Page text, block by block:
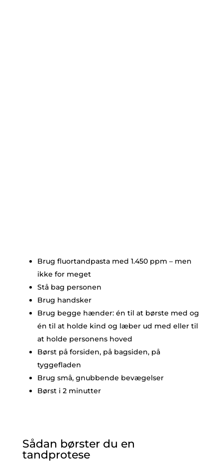
Brug fluortandpasta med 1.450 ppm – men
ikke for meget
Stå bag personen
Brug handsker
Brug begge hænder: én til at børste med og
én til at holde kind og læber ud med eller til
at holde personens hoved
Børst på forsiden, på bagsiden, på
tyggefladen
Brug små, gnubbende bevægelser
Børst i 2 minutter
Sådan børster du en
tandprotese